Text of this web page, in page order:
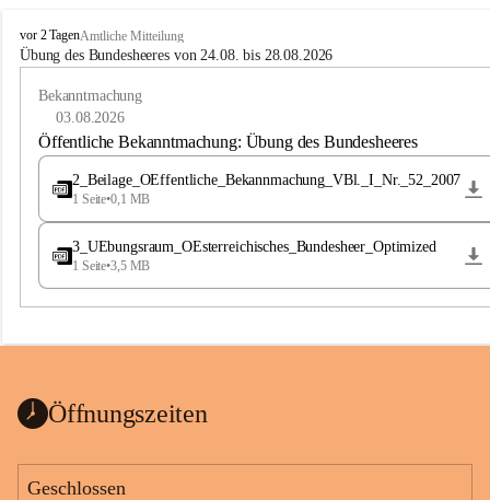
B
u
e
a
vor 2 TagenAmtliche Mitteilung
Übung des Bundesheeres von 24.08. bis 28.08.2026
Bekanntmachung
03.08.2026
Öffentliche Bekanntmachung: Übung des Bundesheeres
2_Beilage_OEffentliche_Bekannmachung_VBl._I_Nr._52_2007
1 Seite•0,1 MB
3_UEbungsraum_OEsterreichisches_Bundesheer_Optimized
1 Seite•3,5 MB
Öffnungszeiten
Geschlossen